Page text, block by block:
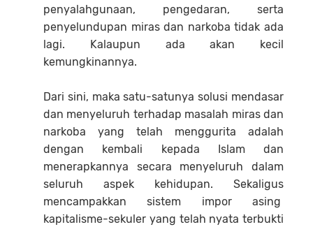
penyalahgunaan, pengedaran, serta
penyelundupan miras dan narkoba tidak ada
lagi. Kalaupun ada akan kecil
kemungkinannya.
Dari sini, maka satu-satunya solusi mendasar
dan menyeluruh terhadap masalah miras dan
narkoba yang telah menggurita adalah
dengan kembali kepada Islam dan
menerapkannya secara menyeluruh dalam
seluruh aspek kehidupan. Sekaligus
mencampakkan sistem impor asing
kapitalisme-sekuler yang telah nyata terbukti